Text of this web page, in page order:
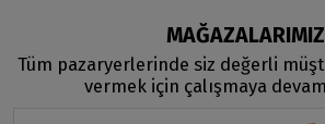
MAĞAZALARIMIZ
Tüm pazaryerlerinde siz değerli
vermek için çalışmaya